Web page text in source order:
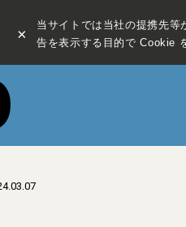
×
当サイトでは当社の提携先等
告を表示する目的で Cookie